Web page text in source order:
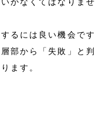
るには良い機会です
部から「失敗」と判
ます。